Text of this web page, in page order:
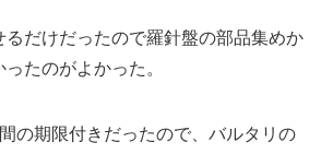
るだけだったので羅針盤の部品集めか
たのがよかった。
の期限付きだったので、バルタリの